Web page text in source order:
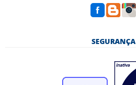
SEGURANÇA